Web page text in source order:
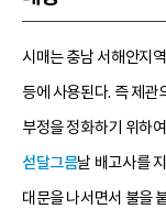
시매는 충남 서해안지
등에 사용된다. 즉 제
부정을 정화하기 위하
섣달그믐날 배고사를
대문을 나서면서 불을